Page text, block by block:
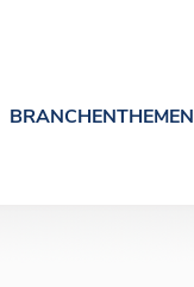
BRANCHENTHEMEN